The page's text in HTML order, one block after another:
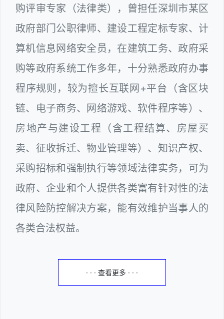
购评审专家（法律类），曾担任深圳市某区
政府部门公职律师、建设工程定标专家、计
算机信息网络安全员，在建筑工务、政府采
购等政府系统工作多年，十分熟悉政府办事
程序规则，较为擅长互联网+平台（含区块
链、电子商务、网络游戏、软件程序等）、
房地产与建设工程（含工程结算、房屋买
卖、征收拆迁、物业管理等）、知识产权、
采购招标和强制执行等领域法律实务，可为
政府、企业和个人提供各类富有针对性的法
律风险防控解决方案，能有效维护当事人的
各类合法权益。
· · · 查看更多 · · ·